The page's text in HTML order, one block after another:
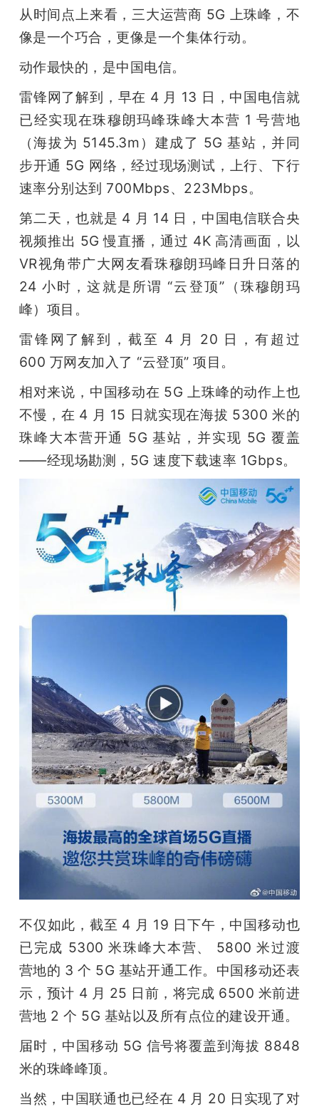
从时间点上来看，三大运营商 5G 上珠峰，不
像是一个巧合，更像是一个集体行动。
动作最快的，是中国电信。
雷锋网了解到，早在 4 月 13 日，中国电信就
已经实现在珠穆朗玛峰珠峰大本营 1 号营地
（海拔为 5145.3m）建成了 5G 基站，并同
步开通 5G 网络，经过现场测试，上行、下行
速率分别达到 700Mbps、223Mbps。
第二天，也就是 4 月 14 日，中国电信联合央
视频推出 5G 慢直播，通过 4K 高清画面，以
VR视角带广大网友看珠穆朗玛峰日升日落的
24 小时，这就是所谓 “云登顶”（珠穆朗玛
峰）项目。
雷锋网了解到，截至 4 月 20 日，有超过
600 万网友加入了 “云登顶” 项目。
相对来说，中国移动在 5G 上珠峰的动作上也
不慢，在 4 月 15 日就实现在海拔 5300 米的
珠峰大本营开通 5G 基站，并实现 5G 覆盖
——经现场勘测，5G 速度下载速率 1Gbps。
不仅如此，截至 4 月 19 日下午，中国移动也
已完成 5300 米珠峰大本营、 5800 米过渡
营地的 3 个 5G 基站开通工作。中国移动还表
示，预计 4 月 25 日前，将完成 6500 米前进
营地 2 个 5G 基站以及所有点位的建设开通。
届时，中国移动 5G 信号将覆盖到海拔 8848
米的珠峰峰顶。
当然，中国联通也已经在 4 月 20 日实现了对